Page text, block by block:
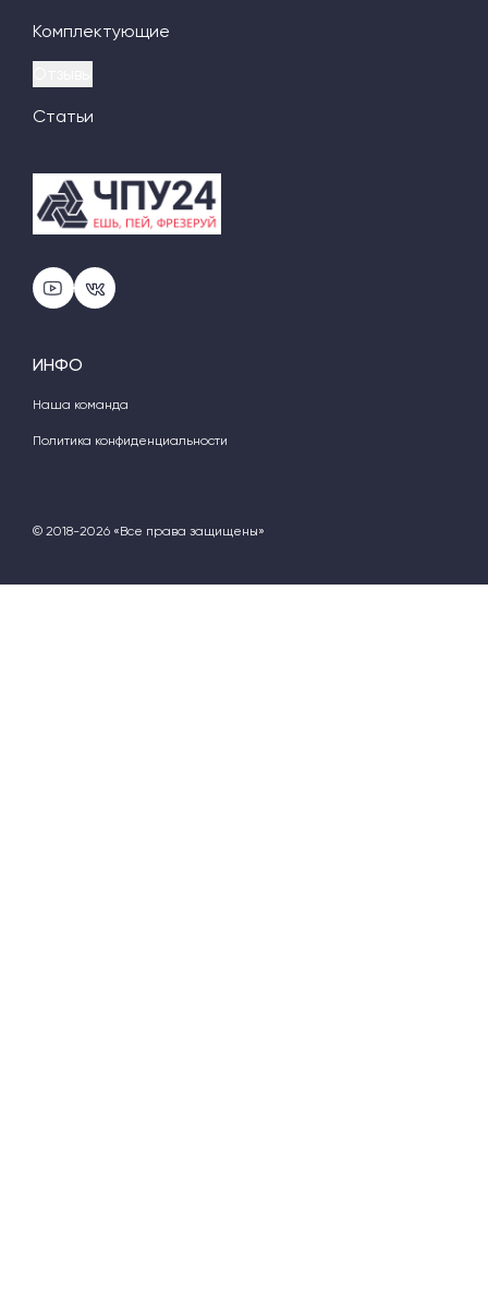
Комплектующие
Статьи
ИНФО
Наша команда
Политика конфиденциальности
© 2018-2026 «Все права защищены»